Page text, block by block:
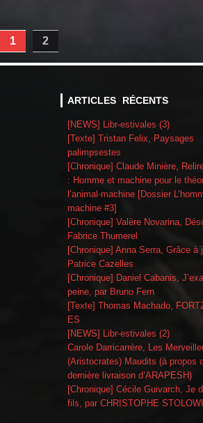
1 2
ARTICLES RÉCENTS
[NEWS] Libr-estivales (3)
[Texte] Tristan Felix, Paysages
palimpsestes
[Chronique] Claude Minière,
: Homme et machine pour le
l’animal-machine [Dossier
machine #3]
[Chronique] Valère Novarina,
Fabrice Thumerel
[Chronique] Anna Serra, Grâce à
Patrice Cazelles
[Chronique] Daniel Cabanis,
peine, par Bruno Fern
[Texte] Thomas Machado,
ES
[NEWS] Libr-estivales (2)
Carole Darricarrère, Les
(Aristocrates) Maudits (à propos
dernière livraison d’ARAPESH)
[Chronique] Cécile Guivarch, Je
fils, par CHRISTOPHE